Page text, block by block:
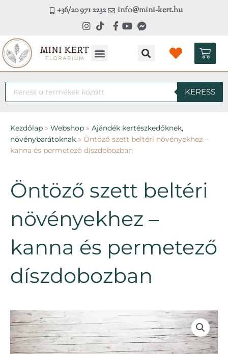
+36/20 971 2232 info@mini-kert.hu
Products
search
KERESS
Kezdőlap » Webshop » Ajándék kertészkedőknek,
növénybarátoknak » Öntöző szett beltéri növényekhez –
kanna és permetező díszdobozban
Öntöző szett beltéri
növényekhez –
kanna és permetező
díszdobozban